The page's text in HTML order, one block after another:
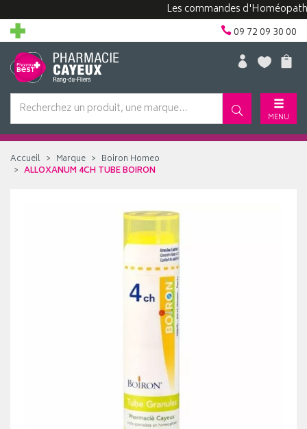
Les commandes d'Homéopathie
09 72 09 30 00
MENU
Accueil Marque
Boiron Homeo
ALLOXANUM 4CH TUBE BOIRON